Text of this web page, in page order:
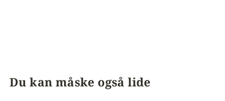
Du kan måske også lide